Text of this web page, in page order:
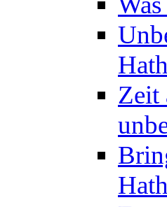
Zeit